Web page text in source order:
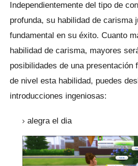
Independientemente del tipo de
profunda, su habilidad de carisma
fundamental en su éxito. Cuanto
habilidad de carisma, mayores
posibilidades de una presentación
de nivel esta habilidad, puedes
introducciones ingeniosas:
alegra el dia